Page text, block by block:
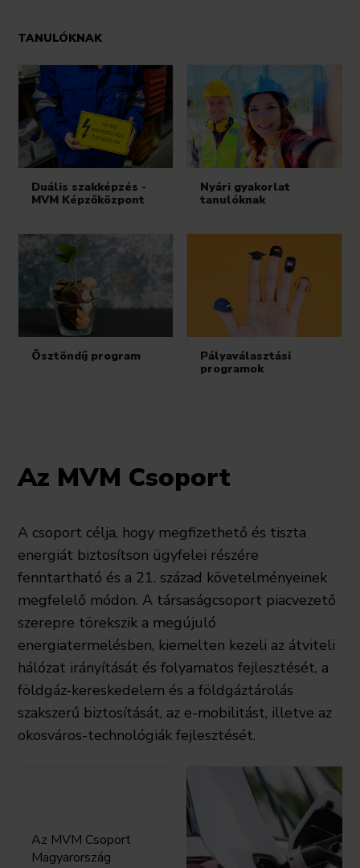
TANULÓKNAK
Duális szakképzés -
MVM Képzőközpont
Nyári gyakorlat
tanulóknak
Ösztöndíj program
Pályaválasztási
programok
Az MVM Csoport
A csoport célja, hogy megfizethető és tiszta
energiát biztosítson ügyfelei részére
fenntartható és a 21. század követelményeinek
megfelelő módon. A társaságcsoport piacvezető
szerepre törekszik a megújuló
energiatermelésben, kiemelten kezeli az átviteli
hálózat irányítását és folyamatos fejlesztését, a
földgáz-kereskedelem és a földgáztárolás
szakszerű biztosítását, az e-mobilitást, illetve az
okosváros-technológiák fejlesztését.
Az MVM Csoport
Magyarország